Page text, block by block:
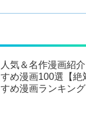
人気＆名作漫画紹
すめ漫画100選【絶
すめ漫画ランキン